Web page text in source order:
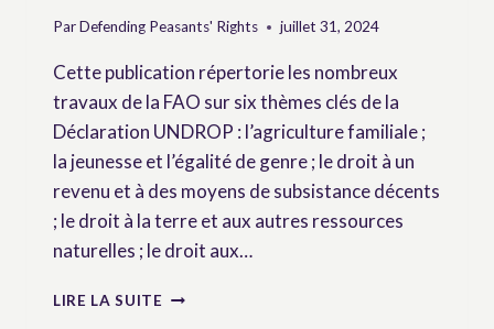
ParDefending Peasants' Rights juillet 31, 2024
Cette publication répertorie les nombreux
travaux de la FAO sur six thèmes clés de la
Déclaration UNDROP : l’agriculture familiale ;
la jeunesse et l’égalité de genre ; le droit à un
revenu et à des moyens de subsistance décents
; le droit à la terre et aux autres ressources
naturelles ; le droit aux…
LIRE LA SUITE TRAVAUX